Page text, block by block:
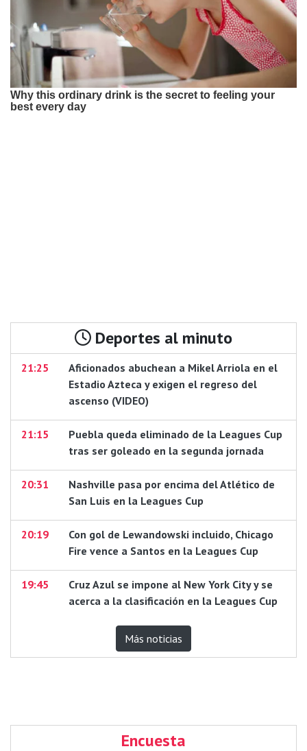
Deportes al minuto
21:25
Aficionados abuchean a Mikel Arriola en el
Estadio Azteca y exigen el regreso del
ascenso (VIDEO)
21:15
Puebla queda eliminado de la Leagues Cup
tras ser goleado en la segunda jornada
20:31
Nashville pasa por encima del Atlético de
San Luis en la Leagues Cup
20:19
Con gol de Lewandowski incluido, Chicago
Fire vence a Santos en la Leagues Cup
19:45
Cruz Azul se impone al New York City y se
acerca a la clasificación en la Leagues Cup
Más noticias
Encuesta